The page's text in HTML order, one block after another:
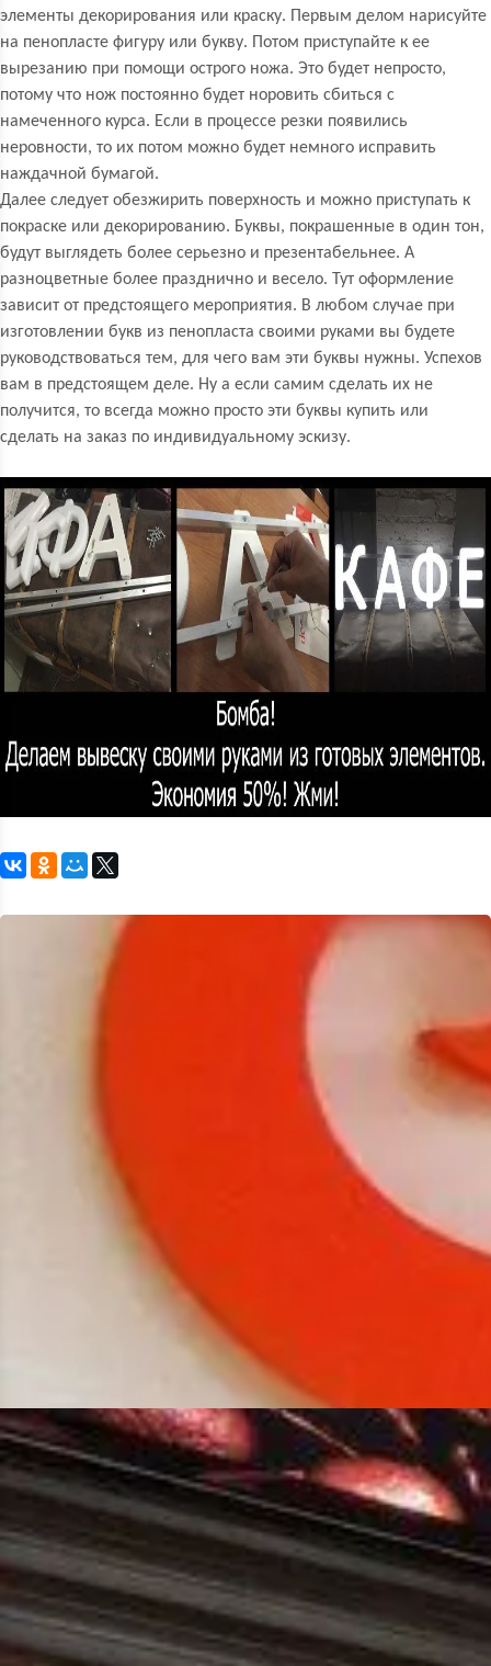
элементы декорирования или краску. Первым делом нарисуйте
на пенопласте фигуру или букву. Потом приступайте к ее
вырезанию при помощи острого ножа. Это будет непросто,
потому что нож постоянно будет норовить сбиться с
намеченного курса. Если в процессе резки появились
неровности, то их потом можно будет немного исправить
наждачной бумагой.
Далее следует обезжирить поверхность и можно приступать к
покраске или декорированию. Буквы, покрашенные в один тон,
будут выглядеть более серьезно и презентабельнее. А
разноцветные более празднично и весело. Тут оформление
зависит от предстоящего мероприятия. В любом случае при
изготовлении букв из пенопласта своими руками вы будете
руководствоваться тем, для чего вам эти буквы нужны. Успехов
вам в предстоящем деле. Ну а если самим сделать их не
получится, то всегда можно просто эти буквы купить или
сделать на заказ по индивидуальному эскизу.